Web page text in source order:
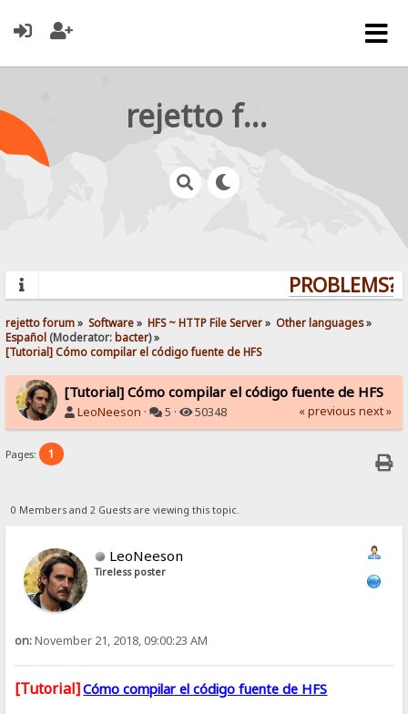
rejetto forum
PROBLEMS?
rejetto forum» Software» HFS ~ HTTP File Server» Other languages»
Español (Moderator: bacter) »
[Tutorial] Cómo compilar el código fuente de HFS
[Tutorial] Cómo compilar el código fuente de HFS
LeoNeeson · 5 · 50348 « previous next »
Pages: 1
0 Members and 2 Guests are viewing this topic.
LeoNeeson
Tireless poster
on:November 21, 2018, 09:00:23 AM
[Tutorial]Cómo compilar el código fuente de HFS